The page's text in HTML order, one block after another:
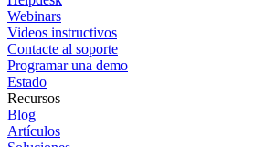
Webinars
Videos instructivos
Contacte al soporte
Programar una demo
Estado
Recursos
Blog
Artículos